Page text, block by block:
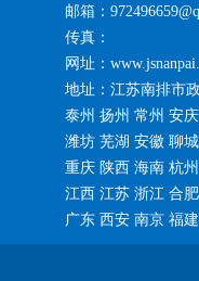
邮箱：
传真：
网址：
地址：江苏南排市
泰州 扬州 常州 安
潍坊 芜湖 安徽 聊
重庆 陕西 海南 杭
江西 江苏 浙江 合
广东 西安 南京 福建